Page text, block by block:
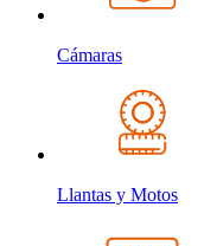
Cámaras
Llantas y Motos